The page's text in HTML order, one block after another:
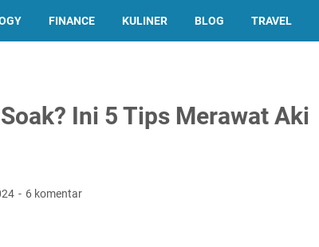
FINANCE KULINER BLOG TRAVEL
Ini 5 Tips Merawat Aki
6 komentar